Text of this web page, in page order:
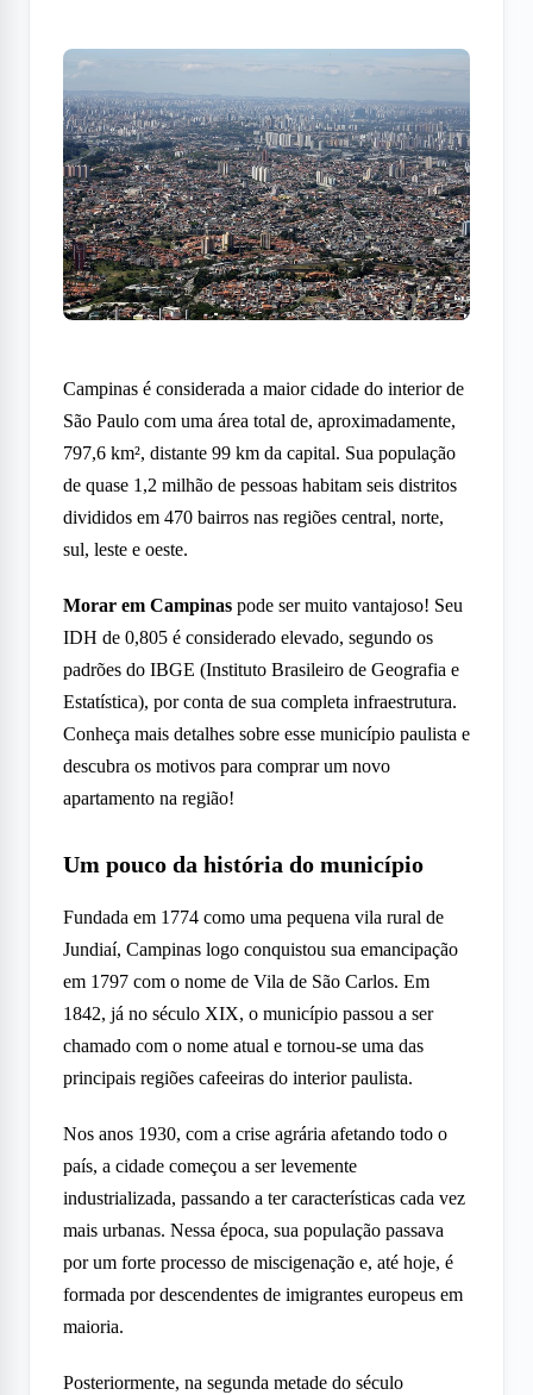
Campinas é considerada a maior cidade do interior de
São Paulo com uma área total de, aproximadamente,
797,6 km², distante 99 km da capital. Sua população
de quase 1,2 milhão de pessoas habitam seis distritos
divididos em 470 bairros nas regiões central, norte,
sul, leste e oeste.
Morar em Campinas pode ser muito vantajoso! Seu
IDH de 0,805 é considerado elevado, segundo os
padrões do IBGE (Instituto Brasileiro de Geografia e
Estatística), por conta de sua completa infraestrutura.
Conheça mais detalhes sobre esse município paulista e
descubra os motivos para comprar um novo
apartamento na região!
Um pouco da história do município
Fundada em 1774 como uma pequena vila rural de
Jundiaí, Campinas logo conquistou sua emancipação
em 1797 com o nome de Vila de São Carlos. Em
1842, já no século XIX, o município passou a ser
chamado com o nome atual e tornou-se uma das
principais regiões cafeeiras do interior paulista.
Nos anos 1930, com a crise agrária afetando todo o
país, a cidade começou a ser levemente
industrializada, passando a ter características cada vez
mais urbanas. Nessa época, sua população passava
por um forte processo de miscigenação e, até hoje, é
formada por descendentes de imigrantes europeus em
maioria.
Posteriormente, na segunda metade do século